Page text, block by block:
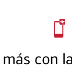
con